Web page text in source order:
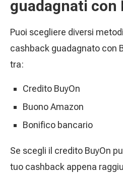
guadagnati con
Puoi scegliere diversi
cashback guadagnato con
tra:
Credito BuyOn
Buono Amazon
Bonifico bancario
Se scegli il credito BuyOn
tuo cashback appena